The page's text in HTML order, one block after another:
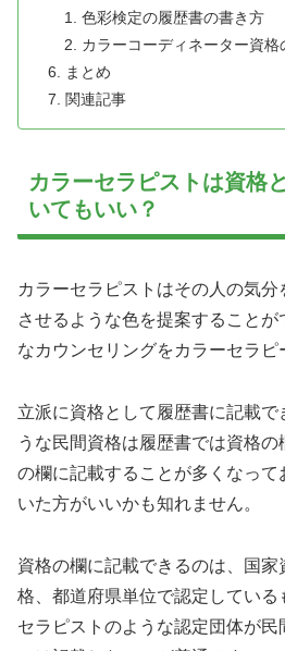
色彩検定の履歴書の書き方
カラーコーディネーター資
まとめ
関連記事
カラーセラピストは資格
いてもいい？
カラーセラピストはその人の気
させるような色を提案することが
なカウンセリングをカラーセラピ
立派に資格として履歴書に記載で
うな民間資格は履歴書では資格
の欄に記載することが多くなっ
いた方がいいかも知れません。
資格の欄に記載できるのは、国
格、都道府県単位で認定してい
セラピストのような認定団体が